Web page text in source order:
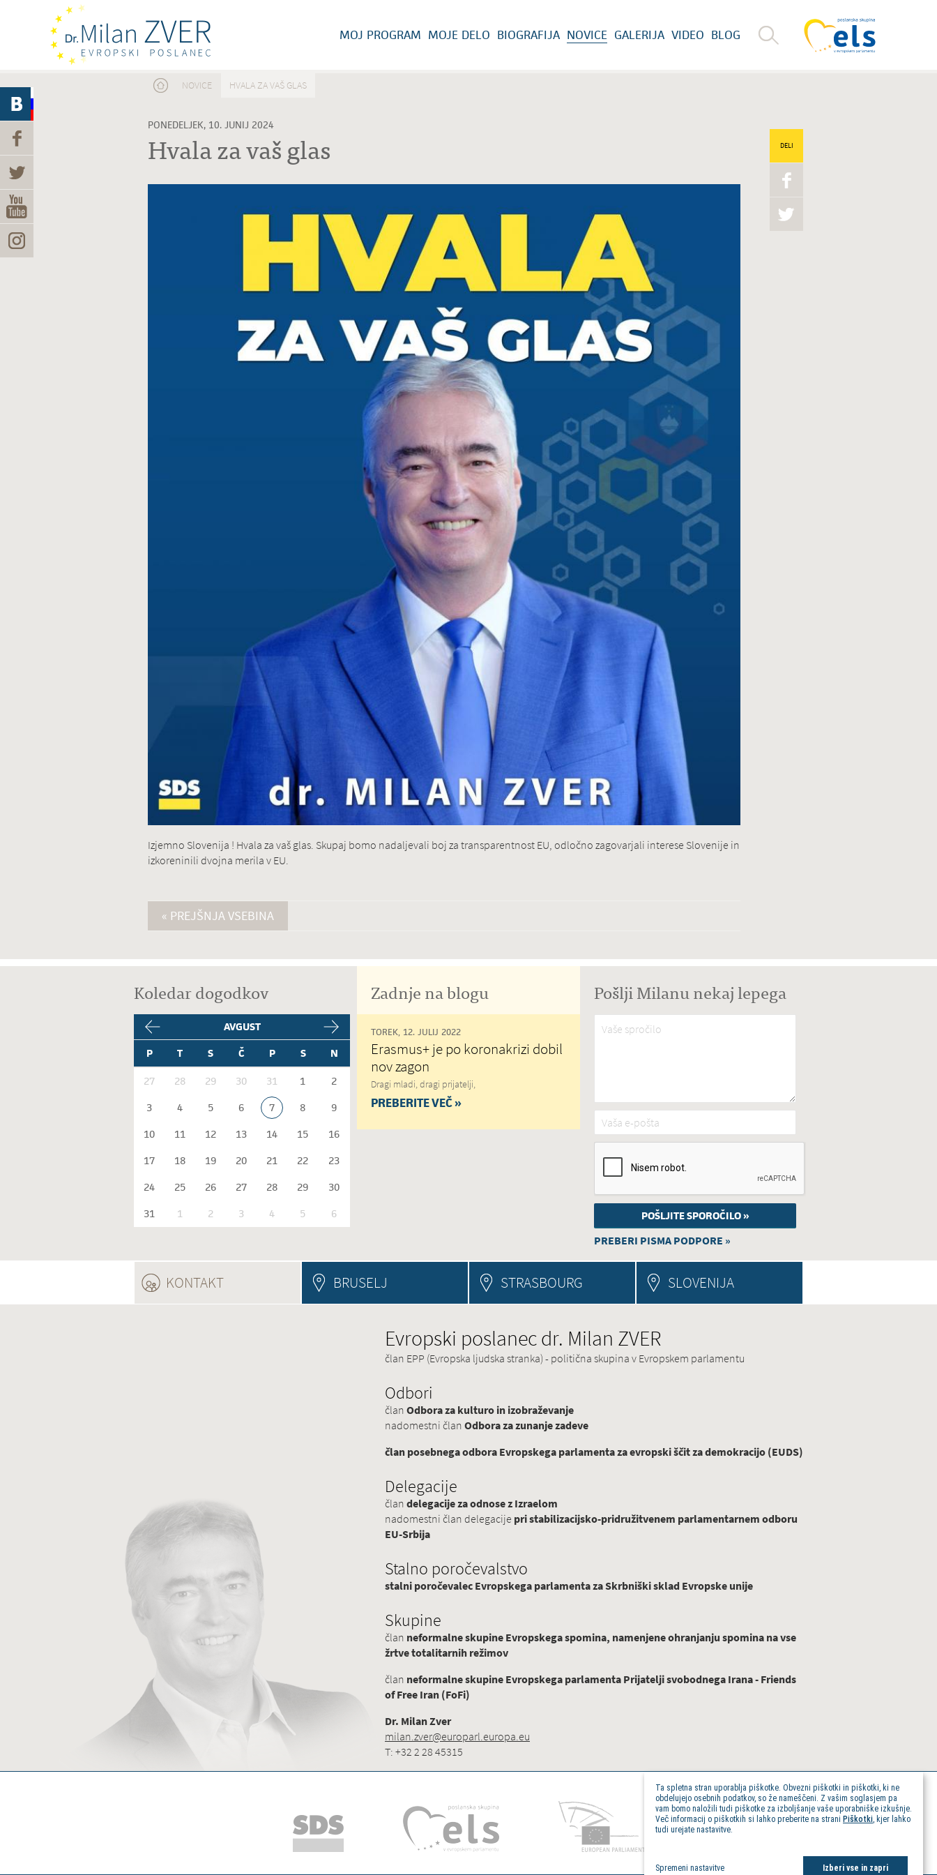
MOJ PROGRAM MOJE DELO BIOGRAFIJA NOVICE GALERIJA VIDEO BLOG
Nahajate se tukaj
NOVICE HVALA ZA VAŠ GLAS
PONEDELJEK, 10. JUNIJ 2024
Hvala za vaš glas DELI
Izjemno Slovenija ! Hvala za vaš glas. Skupaj bomo nadaljevali boj za transparentnost EU, odločno zagovarjali interese Slovenije in
izkoreninili dvojna merila v EU.
« PREJŠNJA VSEBINA
Koledar dogodkov
AVGUST
P
T S Č P S N
27 28 29 30 31 1
2
3
4 5 6 7 8
9
10
11 12 13 14 15
16
17
18 19 20 21 22
23
24
25 26 27 28 29
30
31
1 2 3 4 5 6
Zadnje na blogu
TOREK, 12. JULIJ 2022
Erasmus+ je po koronakrizi dobil
nov zagon
Dragi mladi, dragi prijatelji,
PREBERITE VEČ »
Pošlji Milanu nekaj lepega
Vaše spročilo*
Vaša e-pošta*
PREBERI PISMA PODPORE »
KONTAKT BRUSELJ STRASBOURG SLOVENIJA
Evropski poslanec dr. Milan ZVER
član EPP (Evropska ljudska stranka) - politična skupina v Evropskem parlamentu
Odbori
članOdbora za kulturo in izobraževanje
nadomestni članOdbora za zunanje zadeve
član posebnega odbora Evropskega parlamenta za evropski ščit za demokracijo (EUDS)
Delegacije
člandelegacije za odnose z Izraelom
nadomestni član delegacije pri stabilizacijsko-pridružitvenem parlamentarnem odboru
EU-Srbija
Stalno poročevalstvo
stalni poročevalec Evropskega parlamenta za Skrbniški sklad Evropske unije
Skupine
član neformalne skupine Evropskega spomina, namenjene ohranjanju spomina na vse
žrtve totalitarnih režimov
član neformalne skupine Evropskega parlamenta Prijatelji svobodnega Irana - Friends
of Free Iran (FoFi)
Dr. Milan Zver
milan.zver@europarl.europa.eu
T: +32 2 28 45315
Ta spletna stran uporablja piškotke. Obvezni piškotki in piškotki, ki ne
obdelujejo osebnih podatkov, so že nameščeni. Z vašim soglasjem pa
vam bomo naložili tudi piškotke za izboljšanje vaše uporabniške izkušnje.
Več informacij o piškotkih si lahko preberite na strani Piškotki, kjer lahko
tudi urejate nastavitve.
Spremeni nastavitve Izberi vse in zapri